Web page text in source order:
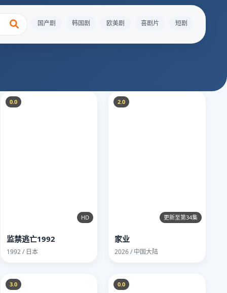
国产剧 韩国剧 欧美剧 喜剧片 短剧
0.0
HD
监禁逃亡1992
1992 / 日本
2.0
更新至第34集
家业
2026 / 中国大陆
3.0 0.0